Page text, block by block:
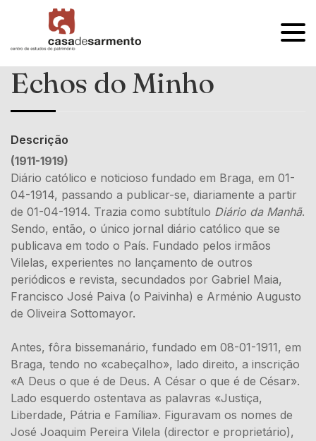
OPEN
Echos do Minho
Descrição
(1911-1919)
Diário católico e noticioso fundado em Braga, em 01-
04-1914, passando a publicar-se, diariamente a partir
de 01-04-1914. Trazia como subtítulo Diário da Manhã.
Sendo, então, o único jornal diário católico que se
publicava em todo o País. Fundado pelos irmãos
Vilelas, experientes no lançamento de outros
periódicos e revista, secundados por Gabriel Maia,
Francisco José Paiva (o Paivinha) e Arménio Augusto
de Oliveira Sottomayor.
Antes, fôra bissemanário, fundado em 08-01-1911, em
Braga, tendo no «cabeçalho», lado direito, a inscrição
«A Deus o que é de Deus. A César o que é de César».
Lado esquerdo ostentava as palavras «Justiça,
Liberdade, Pátria e Família». Figuravam os nomes de
José Joaquim Pereira Vilela (director e proprietário),